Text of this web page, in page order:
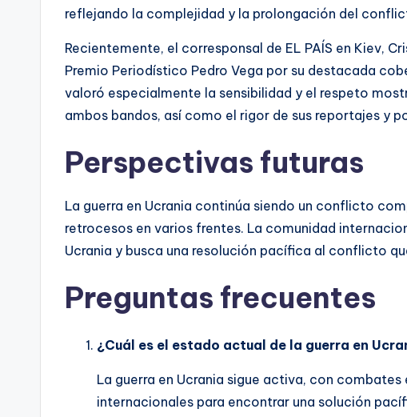
reflejando la complejidad y la prolongación del
Recientemente, el corresponsal de EL PAÍS en Kiev,
Premio Periodístico Pedro Vega por su destacada
valoró especialmente la sensibilidad y el respeto
ambos bandos, así como el rigor de sus reportajes y
Perspectivas futuras
La guerra en Ucrania continúa siendo un conflicto
retrocesos en varios frentes. La comunidad
Ucrania y busca una resolución pacífica al conflicto
Preguntas frecuentes
¿Cuál es el estado actual de la guerra en
La guerra en Ucrania sigue activa, con
internacionales para encontrar una solución